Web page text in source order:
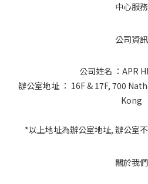
中心服務
公司資訊
公司姓名 ：APR
辦公室地址 ： 16F & 17F, 700
Kong
*以上地址為辦公室地址, 辦公室
關於我們